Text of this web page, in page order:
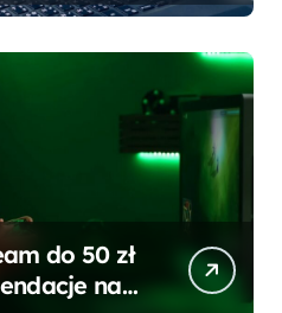
do 50 zł
na